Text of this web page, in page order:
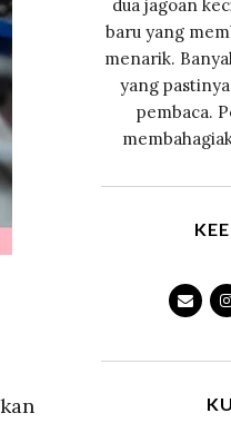
dua jagoan
baru yang
menarik.
yang
pembaca.